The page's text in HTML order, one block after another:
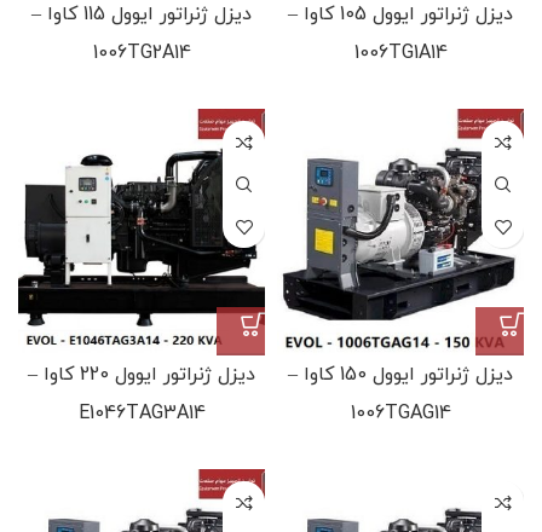
دیزل ژنراتور ایوول 105 کاوا –
1006TG1A14
دیزل ژنراتور ایوول 115 کاوا –
1006TG2A14
دیزل ژنراتور ایوول 150 کاوا –
1006TGAG14
دیزل ژنراتور ایوول 220 کاوا –
E1046TAG3A14